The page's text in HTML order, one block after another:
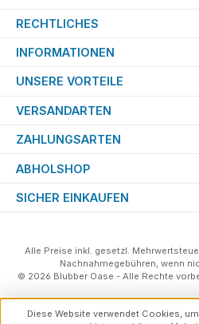
RECHTLICHES
INFORMATIONEN
UNSERE VORTEILE
VERSANDARTEN
ZAHLUNGSARTEN
ABHOLSHOP
SICHER EINKAUFEN
Alle Preise inkl. gesetzl.
Nachnahmegebühren, wenn
© 2026 Blubber Oase - Alle Rechte
Diese Website verwendet Cookies,